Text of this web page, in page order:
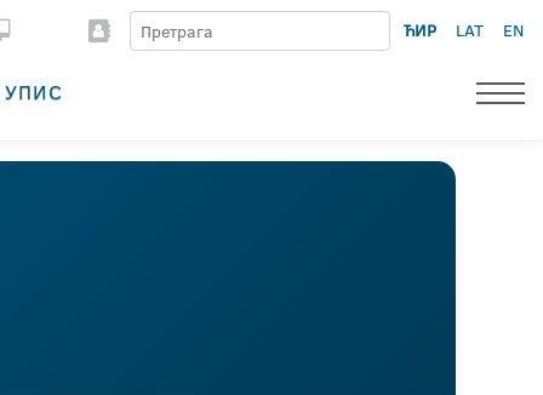
ЋИР LAT EN
УПИС